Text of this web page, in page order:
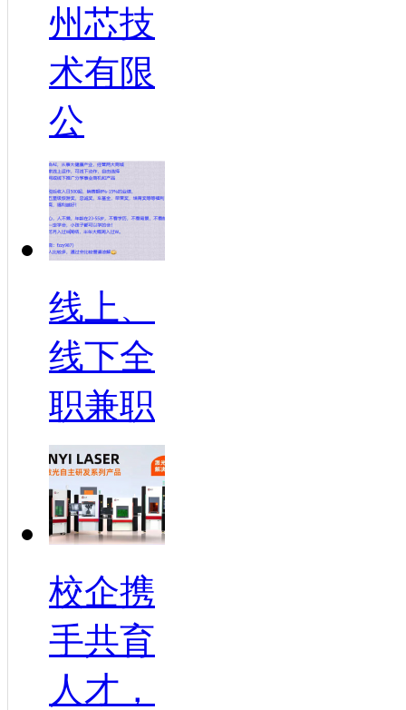
州芯技
术有限
公
线上、
线下全
职兼职
校企携
手共育
人才，